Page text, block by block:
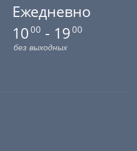
Ежедневно
10 00 - 19 00
без выходных